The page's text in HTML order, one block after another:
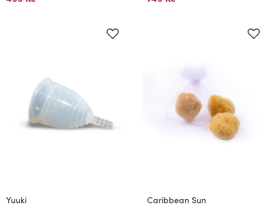
Yuuki Caribbean Sun